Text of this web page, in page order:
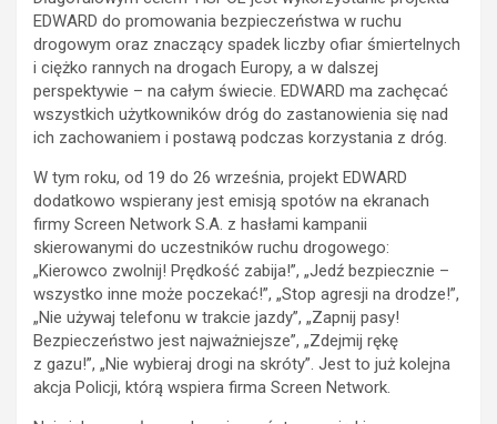
EDWARD do promowania bezpieczeństwa w ruchu
drogowym oraz znaczący spadek liczby ofiar śmiertelnych
i ciężko rannych na drogach Europy, a w dalszej
perspektywie – na całym świecie. EDWARD ma zachęcać
wszystkich użytkowników dróg do zastanowienia się nad
ich zachowaniem i postawą podczas korzystania z dróg.
W tym roku, od 19 do 26 września, projekt EDWARD
dodatkowo wspierany jest emisją spotów na ekranach
firmy Screen Network S.A. z hasłami kampanii
skierowanymi do uczestników ruchu drogowego:
„Kierowco zwolnij! Prędkość zabija!”, „Jedź bezpiecznie –
wszystko inne może poczekać!”, „Stop agresji na drodze!”,
„Nie używaj telefonu w trakcie jazdy”, „Zapnij pasy!
Bezpieczeństwo jest najważniejsze”, „Zdejmij rękę
z gazu!”, „Nie wybieraj drogi na skróty”. Jest to już kolejna
akcja Policji, którą wspiera firma Screen Network.